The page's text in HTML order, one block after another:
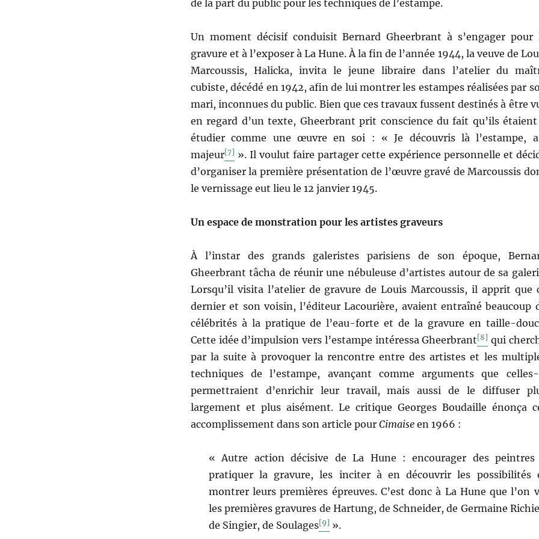
de la part du public pour les techniques de l’estampe.
Un moment décisif conduisit Bernard Gheerbrant à s’engager pour
gravure et à l’exposer à La Hune. À la fin de l’année 1944, la veuve de
Marcoussis, Halicka, invita le jeune libraire dans l’atelier du
cubiste, décédé en 1942, afin de lui montrer les estampes réalisées par
mari, inconnues du public. Bien que ces travaux fussent destinés à être
en regard d’un texte, Gheerbrant prit conscience du fait qu’ils étaient
étudier comme une œuvre en soi : « Je découvris là l’estampe,
majeur[7] ». Il voulut faire partager cette expérience personnelle et
d’organiser la première présentation de l’œuvre gravé de Marcoussis
le vernissage eut lieu le 12 janvier 1945.
Un espace de monstration pour les artistes graveurs
À l’instar des grands galeristes parisiens de son époque,
Gheerbrant tâcha de réunir une nébuleuse d’artistes autour de sa
Lorsqu’il visita l’atelier de gravure de Louis Marcoussis, il apprit que
dernier et son voisin, l’éditeur Lacourière, avaient entraîné beaucoup
célébrités à la pratique de l’eau-forte et de la gravure en taille-
Cette idée d’impulsion vers l’estampe intéressa Gheerbrant[8] qui
par la suite à provoquer la rencontre entre des artistes et les
techniques de l’estampe, avançant comme arguments que
permettraient d’enrichir leur travail, mais aussi de le diffuser
largement et plus aisément. Le critique Georges Boudaille énonça
accomplissement dans son article pour Cimaise en 1966 :
« Autre action décisive de La Hune : encourager des peintres
pratiquer la gravure, les inciter à en découvrir les possibilités
montrer leurs premières épreuves. C’est donc à La Hune que l’on
les premières gravures de Hartung, de Schneider, de Germaine
de Singier, de Soulages[9] ».